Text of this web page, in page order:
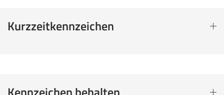
Kurzzeitkennzeichen